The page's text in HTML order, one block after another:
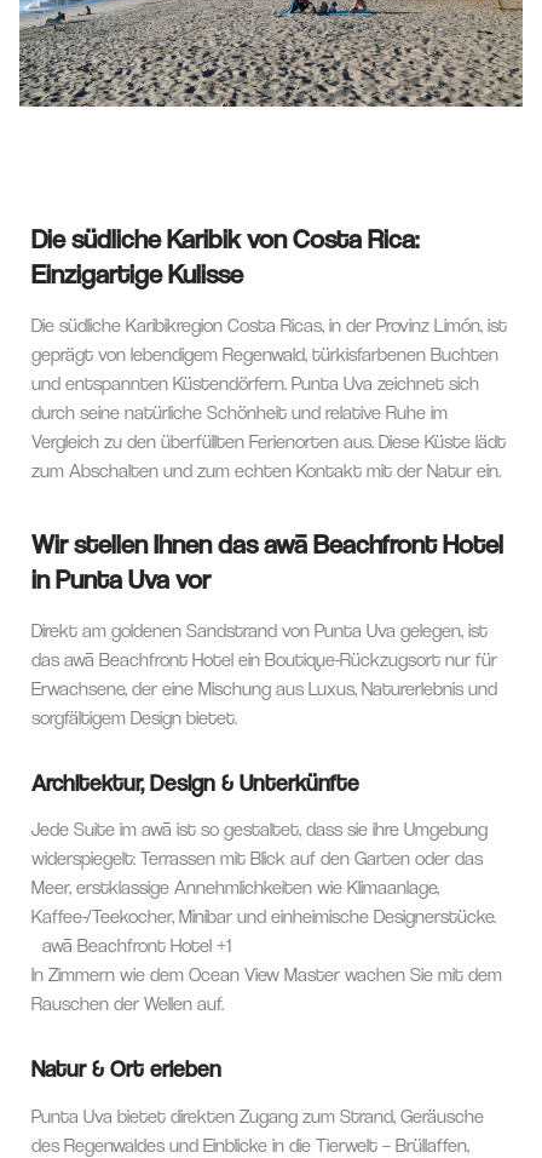
Die südliche Karibik von Costa Rica:
Einzigartige Kulisse
Die südliche Karibikregion Costa Ricas, in der Provinz Limón, ist
geprägt von lebendigem Regenwald, türkisfarbenen Buchten
und entspannten Küstendörfern. Punta Uva zeichnet sich
durch seine natürliche Schönheit und relative Ruhe im
Vergleich zu den überfüllten Ferienorten aus. Diese Küste lädt
zum Abschalten und zum echten Kontakt mit der Natur ein.
Wir stellen Ihnen das awā Beachfront Hotel
in Punta Uva vor
Direkt am goldenen Sandstrand von Punta Uva gelegen, ist
das awā Beachfront Hotel ein Boutique-Rückzugsort nur für
Erwachsene, der eine Mischung aus Luxus, Naturerlebnis und
sorgfältigem Design bietet.
Architektur, Design & Unterkünfte
Jede Suite im awā ist so gestaltet, dass sie ihre Umgebung
widerspiegelt: Terrassen mit Blick auf den Garten oder das
Meer, erstklassige Annehmlichkeiten wie Klimaanlage,
Kaffee-/Teekocher, Minibar und einheimische Designerstücke.
awā Beachfront Hotel +1
In Zimmern wie dem Ocean View Master wachen Sie mit dem
Rauschen der Wellen auf.
Natur & Ort erleben
Punta Uva bietet direkten Zugang zum Strand, Geräusche
des Regenwaldes und Einblicke in die Tierwelt – Brüllaffen,